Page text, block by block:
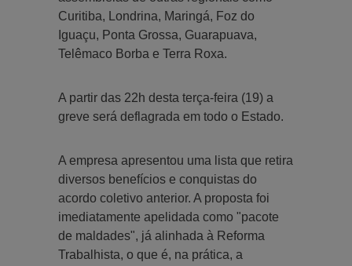
Curitiba, Londrina, Maringá, Foz do
Iguaçu, Ponta Grossa, Guarapuava,
Telêmaco Borba e Terra Roxa.
A partir das 22h desta terça-feira (19) a
greve será deflagrada em todo o Estado.
A empresa apresentou uma lista que retira
diversos benefícios e conquistas do
acordo coletivo anterior. A proposta foi
imediatamente apelidada como "pacote
de maldades", já alinhada à Reforma
Trabalhista, o que é, na prática, a